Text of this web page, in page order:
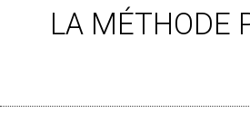
LA MÉTHODE